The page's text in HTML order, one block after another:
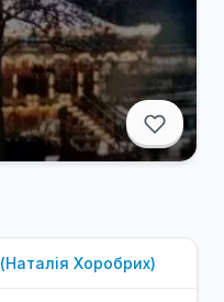
(Наталія Хоробрих)